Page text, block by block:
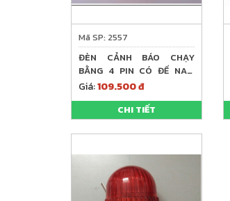
Mã SP: 2557
ĐÈN CẢNH BÁO CHẠY
BẰNG 4 PIN CÓ ĐẾ NAM
CHÂM
Giá:109.500 đ
CHI TIẾT